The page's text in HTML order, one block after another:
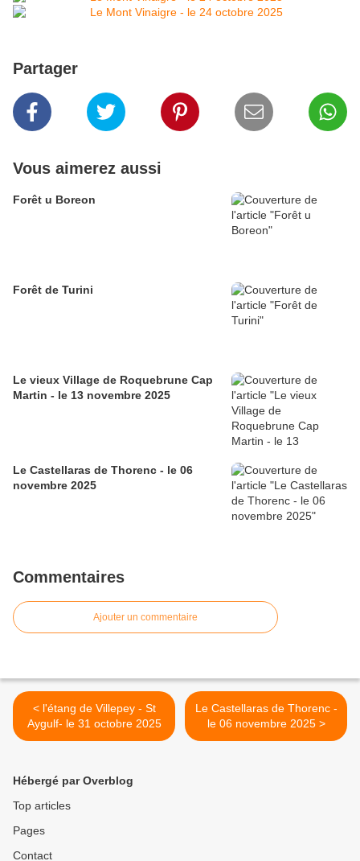
Partager
Vous aimerez aussi
Forêt u Boreon
Forêt de Turini
Le vieux Village de Roquebrune Cap
Martin - le 13 novembre 2025
Le Castellaras de Thorenc - le 06
novembre 2025
Commentaires
Ajouter un commentaire
< l'étang de Villepey - St
Aygulf- le 31 octobre 2025
Le Castellaras de Thorenc -
le 06 novembre 2025 >
Hébergé par Overblog
Top articles
Pages
Contact